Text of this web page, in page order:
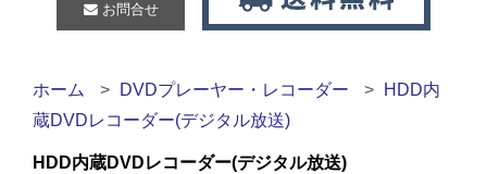
お問合せ
ホーム DVDプレーヤー・レコーダー
HDD内
蔵DVDレコーダー(デジタル放送)
HDD内蔵DVDレコーダー(デジタル放送)